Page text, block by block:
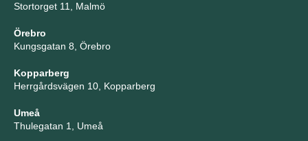
Stortorget 11, Malmö
Örebro
Kungsgatan 8, Örebro
Kopparberg
Herrgårdsvägen 10, Kopparberg
Umeå
Thulegatan 1, Umeå